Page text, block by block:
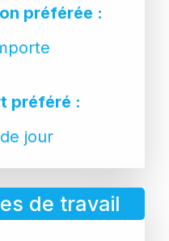
préférée :
préféré :
jour
de travail